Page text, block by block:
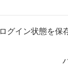
ログイン状態を保